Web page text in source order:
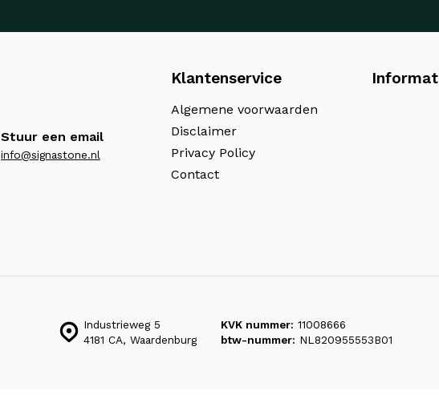
Stuur een email
info@signastone.nl
Klantenservice
Algemene voorwaarden
Disclaimer
Privacy Policy
Contact
Industrieweg 5
4181 CA, Waardenburg
KVK nummer: 11008666
btw-nummer: NL820955553B01